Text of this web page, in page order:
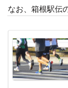
なお、箱根駅伝